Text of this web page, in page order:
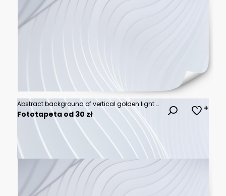
Abstract background of vertical golden light rays with reflection on dark textured surface
Fototapeta od 30 zł